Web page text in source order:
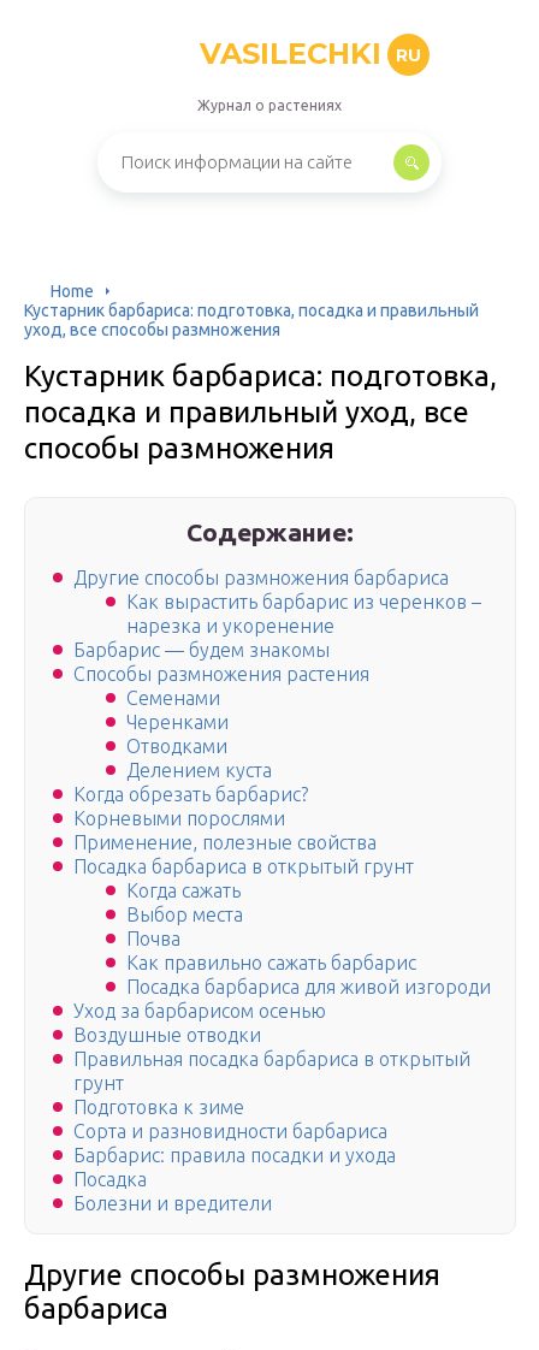
VASILECHKI RU
Журнал о растениях
Home
Кустарник барбариса: подготовка, посадка и правильный
уход, все способы размножения
Кустарник барбариса: подготовка,
посадка и правильный уход, все
способы размножения
Содержание:
Другие способы размножения барбариса
Как вырастить барбарис из черенков –
нарезка и укоренение
Барбарис — будем знакомы
Способы размножения растения
Семенами
Черенками
Отводками
Делением куста
Когда обрезать барбарис?
Корневыми порослями
Применение, полезные свойства
Посадка барбариса в открытый грунт
Когда сажать
Выбор места
Почва
Как правильно сажать барбарис
Посадка барбариса для живой изгороди
Уход за барбарисом осенью
Воздушные отводки
Правильная посадка барбариса в открытый
грунт
Подготовка к зиме
Сорта и разновидности барбариса
Барбарис: правила посадки и ухода
Посадка
Болезни и вредители
Другие способы размножения
барбариса